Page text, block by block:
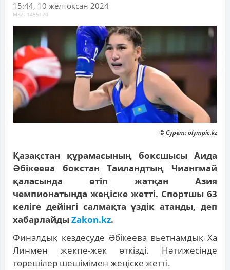
15:44, 10 желтоқсан 2024
MKZ: 1455120
© Сурет: olympic.kz
Қазақстан құрамасының боксшысы Аида
Әбікеева бокстан Таиландтың Чиангмай
қаласында өтіп жатқан Азия
чемпионатында жеңіске жетті. Спортшы 63
келіге дейінгі салмақта үздік атанды, деп
хабарлайдыZakon.kz.
Финалдық кездесуде Әбікеева вьетнамдық Ха
Линмен жекпе-жек өткізді. Нәтижесінде
төрешілер шешімімен жеңіске жетті.